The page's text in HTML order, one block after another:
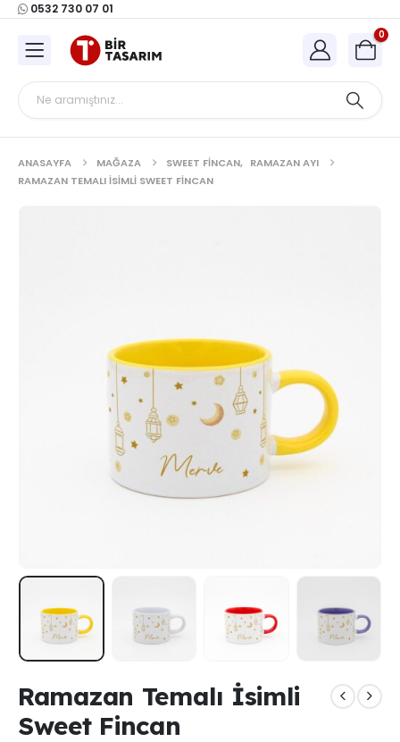
0532 730 07 01
0
ANASAYFA MAĞAZA SWEET FINCAN, RAMAZAN AYI
RAMAZAN TEMALI İSIMLI SWEET FINCAN
Ramazan Temalı İsimli
Sweet Fincan